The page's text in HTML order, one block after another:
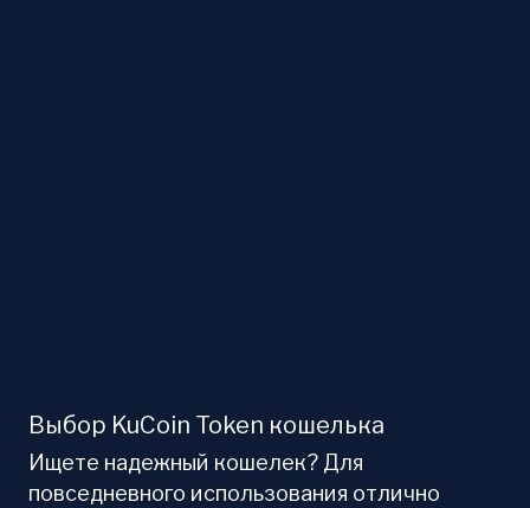
Выбор KuCoin Token кошелька
Ищете надежный кошелек? Для
повседневного использования отлично